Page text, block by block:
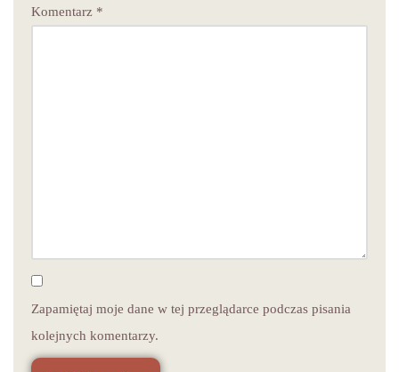
Komentarz *
Zapamiętaj moje dane w tej przeglądarce podczas pisania
kolejnych komentarzy.